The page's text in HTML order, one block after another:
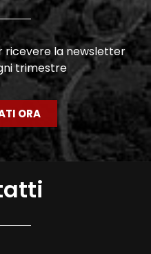
la newsletter
trimestre
ORA